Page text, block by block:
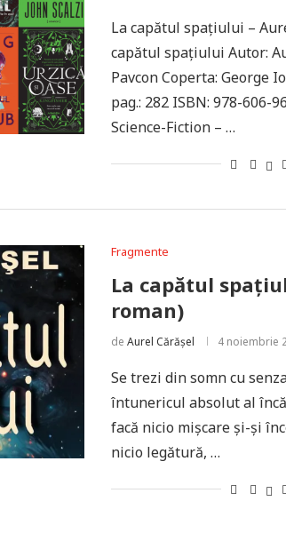
La capătul spațiului –
capătul spațiului Autor:
Pavcon Coperta: George
pag.: 282 ISBN: 978-606-
Science-Fiction – …
Fragmente
La capătul
roman)
de Aurel Cărășel 4 noiembrie
Se trezi din somn cu
întunericul ab­solut al
facă nicio mişcare și-și
nicio legătură, …